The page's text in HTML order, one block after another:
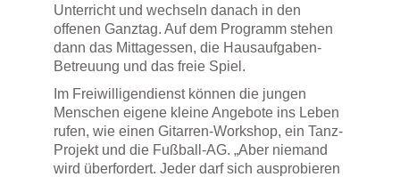
Unterricht und wechseln danach in den
offenen Ganztag. Auf dem Programm stehen
dann das Mittagessen, die Hausaufgaben-
Betreuung und das freie Spiel.
Im Freiwilligendienst können die jungen
Menschen eigene kleine Angebote ins Leben
rufen, wie einen Gitarren-Workshop, ein Tanz-
Projekt und die Fußball-AG. „Aber niemand
wird überfordert. Jeder darf sich ausprobieren